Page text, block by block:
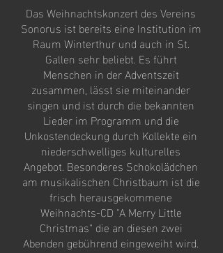
Das Weihnachtskonzert des Vereins
Sonorus ist bereits eine Institution im
Raum Winterthur und auch in St.
Gallen sehr beliebt. Es führt
Menschen in der Adventszeit
zusammen, lässt sie miteinander
singen und ist durch die bekannten
Lieder im Programm und die
Unkostendeckung durch Kollekte ein
niederschwelliges kulturelles
Angebot. Besonderes Schokolädchen
am musikalischen Christbaum ist die
frisch herausgekommene
Weihnachts-CD "A Merry Little
Christmas" die an diesen zwei
Abenden gebührend eingeweiht wird.